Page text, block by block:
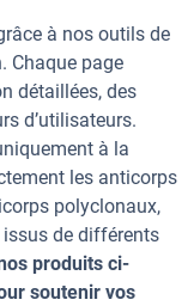
à nos outils de
Chaque page
détaillées, des
d’utilisateurs.
à la
les anticorps
polyclonaux,
de différents
produits ci-
soutenir vos